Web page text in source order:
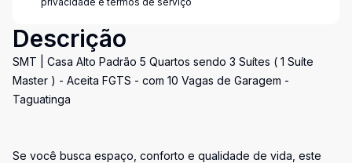
Descrição
SMT | Casa Alto Padrão 5 Quartos sendo 3 Suítes ( 1 Suíte
Master ) - Aceita FGTS - com 10 Vagas de Garagem -
Taguatinga
Se você busca espaço, conforto e qualidade de vida, este